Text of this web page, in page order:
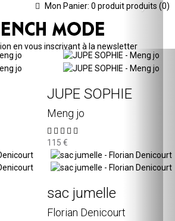
Mon Panier: 0 produitproduits (0)
en vous inscrivant à la newsletter
›
›
JUPE SOPHIE
Meng jo
115 €
sac jumelle
Florian Denicourt